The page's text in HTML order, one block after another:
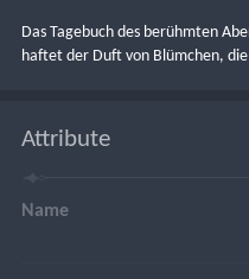
Das Tagebuch des berühmten
haftet der Duft von Blümchen,
Attribute
Name